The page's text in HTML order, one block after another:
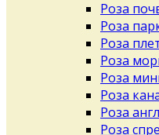
Роза
Роза
Роза
Роза
Роза
Роза
Роза
Роза